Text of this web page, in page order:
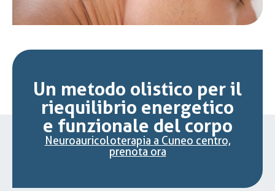
Un metodo olistico per il
riequilibrio energetico
e funzionale del corpo
Neuroauricoloterapia a Cuneo centro,
prenota ora